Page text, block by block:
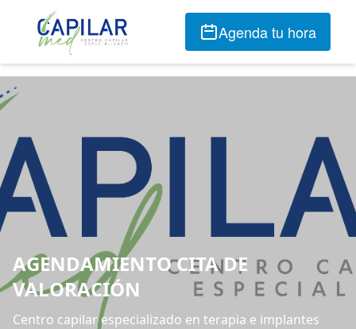
Agenda tu hora
AGENDAMIENTO CITA DE
VALORACIÓN
Centro capilar especializado en terapia e implantes